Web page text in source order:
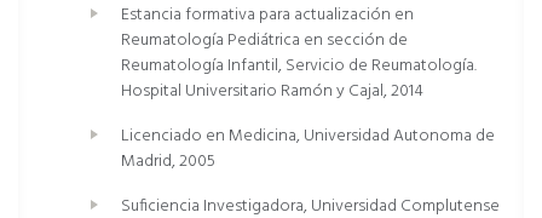
Estancia formativa para actualización en
Reumatología Pediátrica en sección de
Reumatología Infantil, Servicio de Reumatología.
Hospital Universitario Ramón y Cajal, 2014
Licenciado en Medicina, Universidad Autonoma de
Madrid, 2005
Suficiencia Investigadora, Universidad Complutense